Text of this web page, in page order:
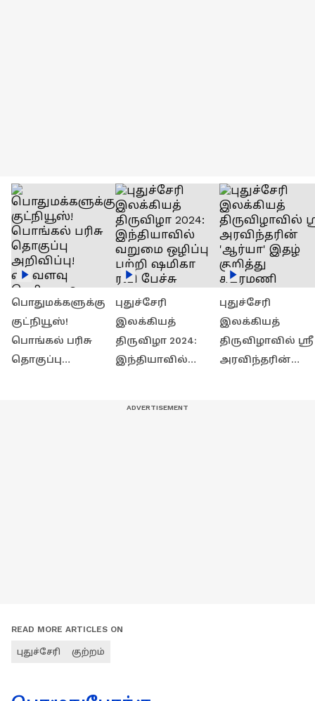
பொதுமக்களுக்கு
குட்நியூஸ்!
பொங்கல் பரிசு
தொகுப்பு
புதுச்சேரி
இலக்கியத்
திருவிழா 2024:
இந்தியாவில்
புதுச்சேரி
இலக்கியத்
திருவிழாவில் ஶ்ரீ
அரவிந்தரின்
READ MORE ARTICLES ON
புதுச்சேரி குற்றம்